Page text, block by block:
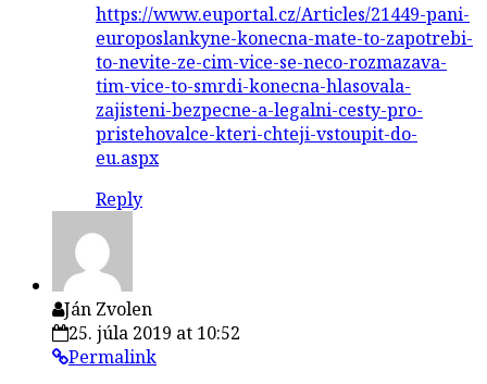
https://www.euportal.cz/Articles/21449-pani-
europoslankyne-konecna-mate-to-zapotrebi-
to-nevite-ze-cim-vice-se-neco-rozmazava-
tim-vice-to-smrdi-konecna-hlasovala-
zajisteni-bezpecne-a-legalni-cesty-pro-
pristehovalce-kteri-chteji-vstoupit-do-
eu.aspx
Reply
Ján Zvolen
25. júla 2019 at 10:52
Permalink